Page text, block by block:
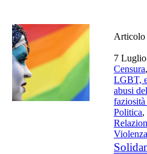
Articolo
7
Censura
LGBT,
abusi
Politica,
Violenza